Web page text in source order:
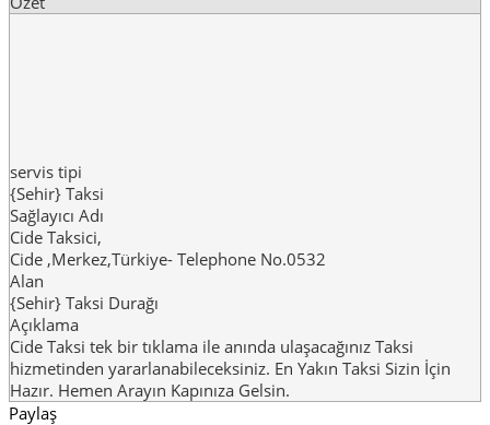
servis tipi
{Sehir} Taksi
Sağlayıcı Adı
Cide Taksici,
Cide ,Merkez,Türkiye- Telephone No.0532
Alan
{Sehir} Taksi Durağı
Açıklama
Cide Taksi tek bir tıklama ile anında ulaşacağınız Taksi
hizmetinden yararlanabileceksiniz. En Yakın Taksi Sizin İçin
Hazır. Hemen Arayın Kapınıza Gelsin.
Paylaş